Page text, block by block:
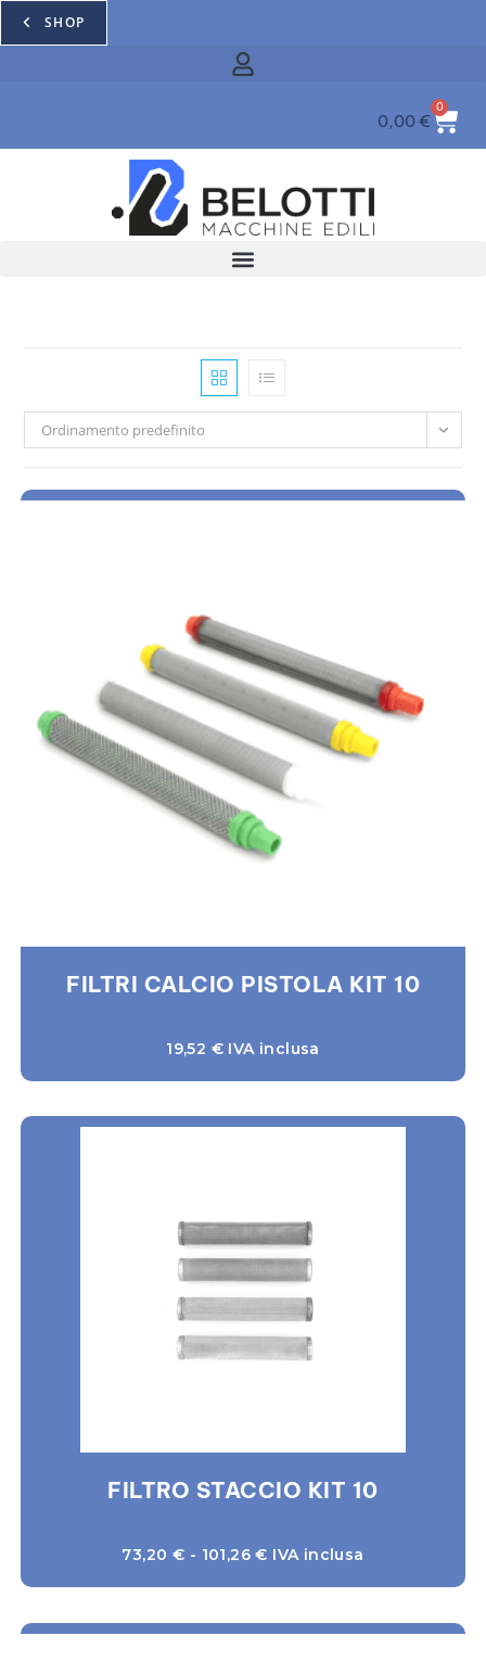
SHOP
0,00€
0
Ordinamento predefinito
FILTRI CALCIO PISTOLA KIT 10
19,52 € IVA inclusa
FILTRO STACCIO KIT 10
73,20 € - 101,26€ IVA inclusa